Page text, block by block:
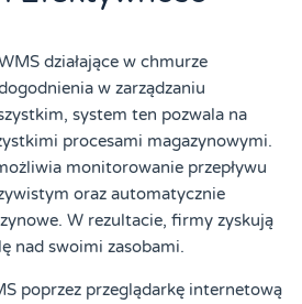
działające w chmurze
w zarządzaniu
system ten pozwala na
procesami magazynowymi.
monitorowanie przepływu
oraz automatycznie
W rezultacie, firmy zyskują
nad swoimi zasobami.
poprzez przeglądarkę internetową